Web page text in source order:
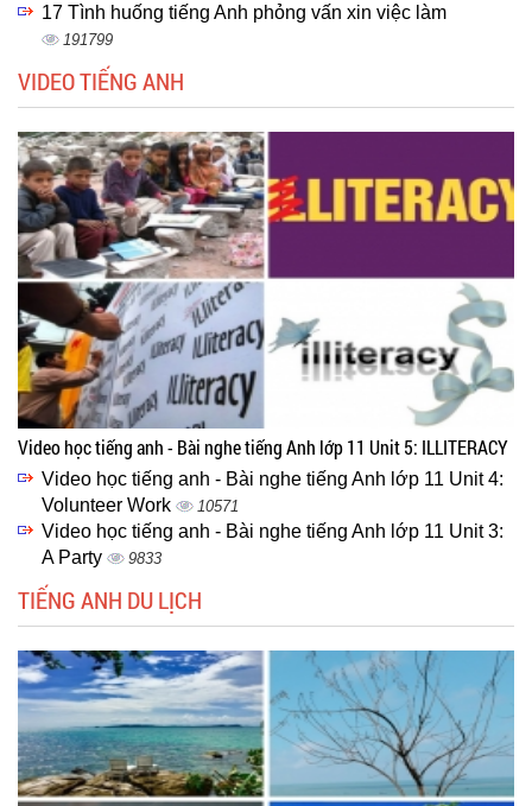
17 Tình huống tiếng Anh phỏng vấn xin việc làm
191799
VIDEO TIẾNG ANH
Video học tiếng anh - Bài nghe tiếng Anh lớp 11 Unit 5: ILLITERACY
Video học tiếng anh - Bài nghe tiếng Anh lớp 11 Unit 4:
Volunteer Work
10571
Video học tiếng anh - Bài nghe tiếng Anh lớp 11 Unit 3:
A Party
9833
TIẾNG ANH DU LỊCH